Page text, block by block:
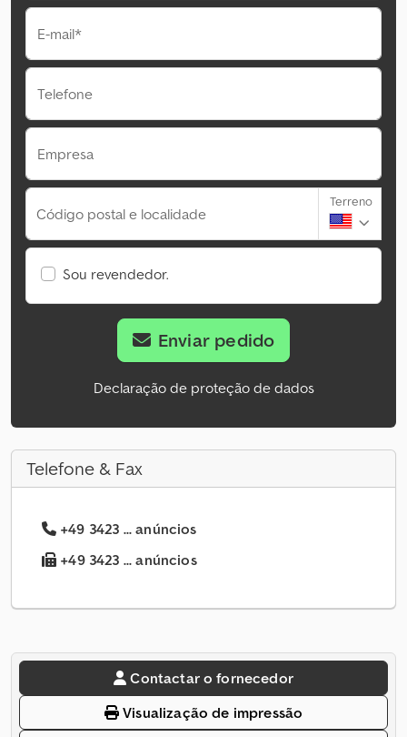
E-mail*
Telefone
Empresa
Código postal e localidade
Terreno
Sou revendedor.
Enviar pedido
Declaração de proteção de dados
Telefone & Fax
+49 3423 ... anúncios
+49 3423 ... anúncios
Contactar o fornecedor
Visualização de impressão